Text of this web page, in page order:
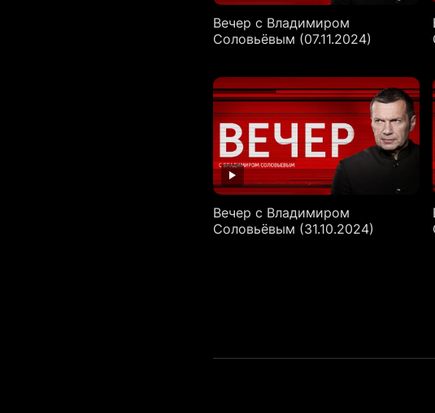
Вечер с Владимиром
Соловьёвым (07.11.2024)
Вечер с Владимиром
Соловьёвым (31.10.2024)